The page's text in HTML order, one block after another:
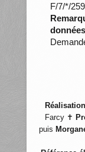
F/7/*/
Farcy ✝
puis